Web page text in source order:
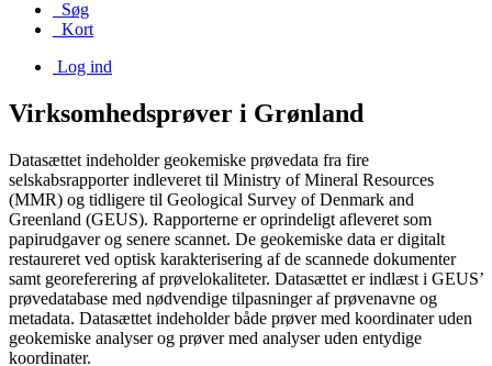
Søg
Kort
Log ind
Virksomhedsprøver i Grønland
Datasættet indeholder geokemiske prøvedata fra fire
selskabsrapporter indleveret til Ministry of Mineral Resources
(MMR) og tidligere til Geological Survey of Denmark and
Greenland (GEUS). Rapporterne er oprindeligt afleveret som
papirudgaver og senere scannet. De geokemiske data er digitalt
restaureret ved optisk karakterisering af de scannede dokumenter
samt georeferering af prøvelokaliteter. Datasættet er indlæst i GEUS’
prøvedatabase med nødvendige tilpasninger af prøvenavne og
metadata. Datasættet indeholder både prøver med koordinater uden
geokemiske analyser og prøver med analyser uden entydige
koordinater.